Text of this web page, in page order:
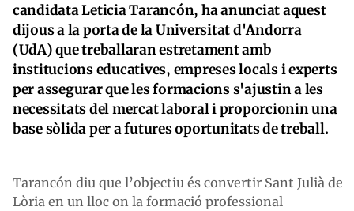
candidata Leticia Tarancón, ha anunciat aquest
dijous a la porta de la Universitat d'Andorra
(UdA) quetreballaran estretament amb
institucions educatives, empreses locals i experts
per assegurar que les formacions s'ajustin a les
necessitats del mercat laborali proporcionin una
base sòlida per a futures oportunitats de treball.
Tarancón diu que l’objectiu és convertir Sant Julià de
Lòria en un lloc on la formació professional